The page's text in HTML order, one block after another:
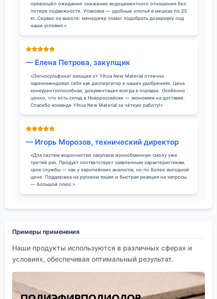
превзошёл ожидания: снижение водоцементного отношения без
потери подвижности. Упаковка — удобные хлопья в мешках по 25
кг. Сервис на высоте: менеджер помог подобрать дозировку под
наши условия.»
— Елена Петрова, закупщик
«Лигносульфонат кальция от Yihua New Material отлично
зарекомендовал себя как диспергатор в наших удобрениях. Цена
конкурентоспособная, документация всегда в порядке. Особенно
ценно, что есть склад в Новороссийске — экономим на доставке.
Спасибо команде Yihua New Material за чёткую работу!»
— Игорь Морозов, технический директор
«Для систем водоочистки закупаем ионообменную смолу уже
третий раз. Продукт соответствует заявленным характеристикам,
срок службы — как у европейских аналогов, но по более выгодной
цене. Поддержка на русском языке и быстрая реакция на запросы
— большой плюс.»
Примеры применения
Наши продукты используются в различных сферах и
условиях, обеспечивая оптимальный результат.